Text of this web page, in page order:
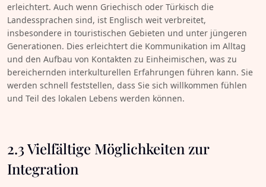
erleichtert. Auch wenn Griechisch oder Türkisch die
Landessprachen sind, ist Englisch weit verbreitet,
insbesondere in touristischen Gebieten und unter jüngeren
Generationen. Dies erleichtert die Kommunikation im Alltag
und den Aufbau von Kontakten zu Einheimischen, was zu
bereichernden interkulturellen Erfahrungen führen kann. Sie
werden schnell feststellen, dass Sie sich willkommen fühlen
und Teil des lokalen Lebens werden können.
2.3 Vielfältige Möglichkeiten zur
Integration